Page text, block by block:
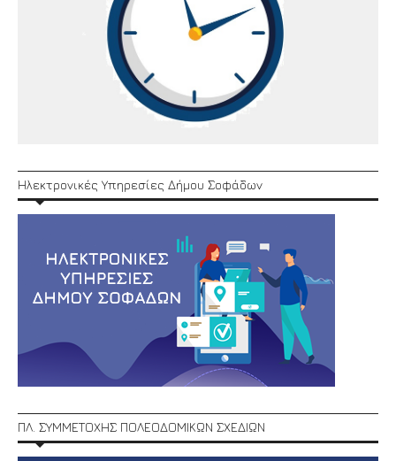
Ηλεκτρονικές Υπηρεσίες Δήμου Σοφάδων
ΠΛ. ΣΥΜΜΕΤΟΧΗΣ ΠΟΛΕΟΔΟΜΙΚΩΝ ΣΧΕΔΙΩΝ